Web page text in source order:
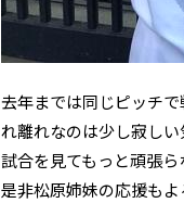
去年までは同じピッチ
れ離れなのは少し寂し
試合を見てもっと頑張ら
是非松原姉妹の応援もよ